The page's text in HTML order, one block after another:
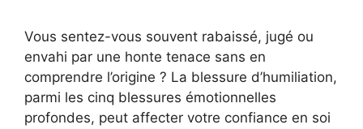
Vous sentez-vous souvent rabaissé, jugé ou
envahi par une honte tenace sans en
comprendre l’origine ? La blessure d’humiliation,
parmi les cinq blessures émotionnelles
profondes, peut affecter votre confiance en soi